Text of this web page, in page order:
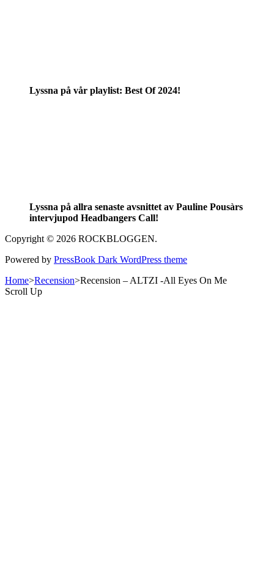
Lyssna på vår playlist: Best Of 2024!
Lyssna på allra senaste avsnittet av Pauline Pousàrs
intervjupod Headbangers Call!
Copyright © 2026 ROCKBLOGGEN.
Powered by PressBook Dark WordPress theme
Home>Recension>Recension – ALTZI -All Eyes On Me
Scroll Up